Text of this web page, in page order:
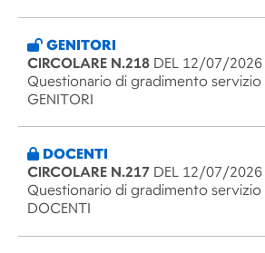
GENITORI
CIRCOLARE N.218 DEL 12/07/2026
Questionario di gradimento
GENITORI
DOCENTI
CIRCOLARE N.217 DEL 12/07/2026
Questionario di gradimento
DOCENTI